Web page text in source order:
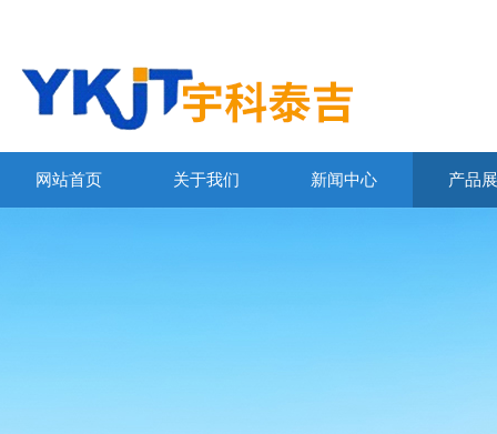
网站首页 关于我们 新闻中心 产品